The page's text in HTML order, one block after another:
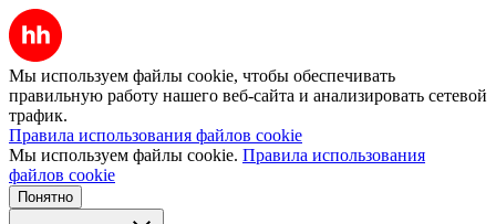
Мы используем файлы cookie, чтобы обеспечивать
правильную работу нашего веб-сайта и анализировать сетевой
трафик.
Правила использования файлов cookie
Мы используем файлы cookie. Правила использования
файлов cookie
Понятно